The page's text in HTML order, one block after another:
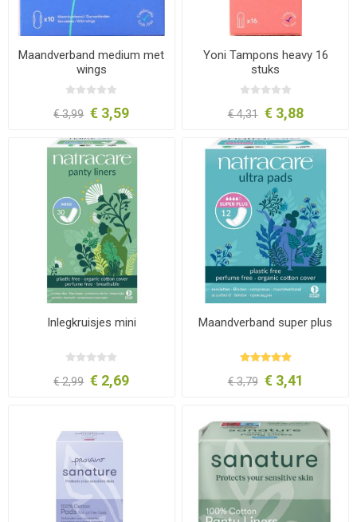
Maandverband medium met
wings
€ 3,99 € 3,59
Yoni Tampons heavy 16
stuks
€ 4,31 € 3,88
Inlegkruisjes mini
€ 2,99 € 2,69
Maandverband super plus
€ 3,79 € 3,41